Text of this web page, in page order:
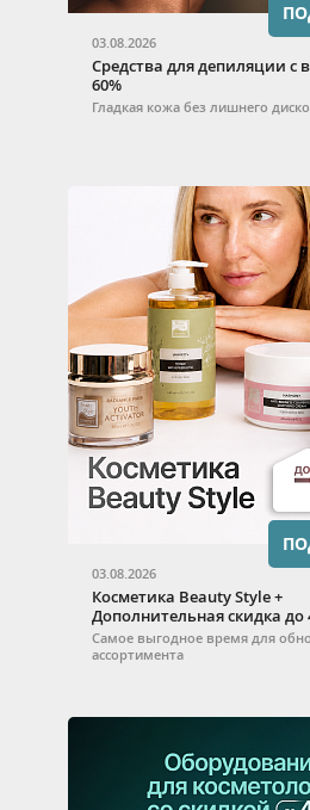
03.08.2026
Средства для депиляции с
60%
Гладкая кожа без лишнего
03.08.2026
Косметика Beauty Style +
Дополнительная скидка до
Самое выгодное время для
ассортимента